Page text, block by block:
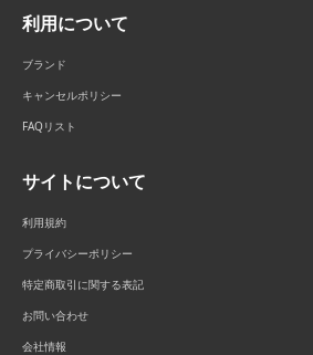
利用について
ブランド
キャンセルポリシー
FAQリスト
サイトについて
利用規約
プライバシーポリシー
特定商取引に関する表記
お問い合わせ
会社情報